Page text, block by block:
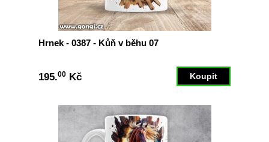
Hrnek - 0387 - Kůň v běhu 07
195.00 Kč